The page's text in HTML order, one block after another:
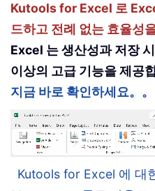
Kutools for Excel 로
드하고 전례 없는 효율성
Excel 는 생산성과 저장
이상의 고급 기능을 제공합
지금 바로 확인하세요。。
Kutools for Excel 에 대